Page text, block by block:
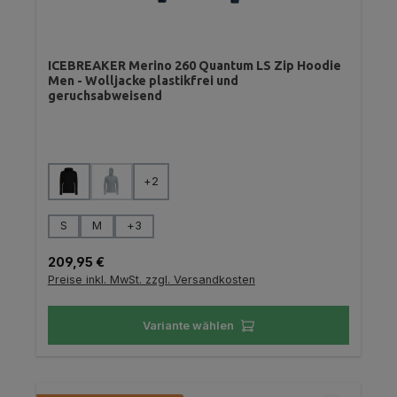
ICEBREAKER Merino 260 Quantum LS Zip Hoodie
Men - Wolljacke plastikfrei und
geruchsabweisend
Farbe auswählen
(Diese Option ist zurzeit nicht verfügbar.)
+2
Größe auswählen
S M +3
Regulärer Preis:
209,95 €
Preise inkl. MwSt. zzgl. Versandkosten
Variante wählen